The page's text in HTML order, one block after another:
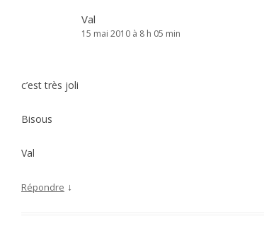
Val
15 mai 2010 à 8 h 05 min
c’est très joli
Bisous
Val
Répondre ↓